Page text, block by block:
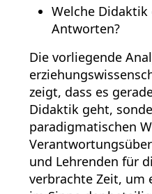
Welche
Antworten?
Die vorliegende
zeigt, dass es
Didaktik geht,
paradigmatischen
und Lehrenden für
verbrachte Zeit, um